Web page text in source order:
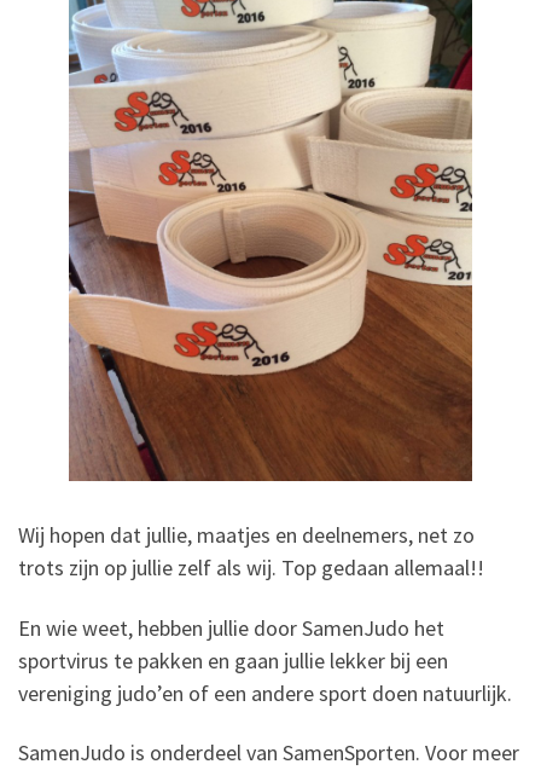
Wij hopen dat jullie, maatjes en deelnemers, net zo
trots zijn op jullie zelf als wij. Top gedaan allemaal!!
En wie weet, hebben jullie door SamenJudo het
sportvirus te pakken en gaan jullie lekker bij een
vereniging judo’en of een andere sport doen natuurlijk.
SamenJudo is onderdeel van SamenSporten. Voor meer